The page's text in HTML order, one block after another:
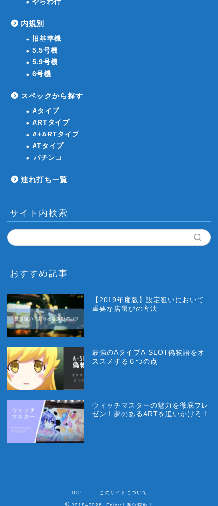
やらわ行
内規別
旧基準機
5.5号機
5.9号機
6号機
スペックから探す
Aタイプ
ARTタイプ
A+ARTタイプ
ATタイプ
パチンコ
連れ打ち一覧
サイト内検索
おすすめ記事
【2019年度版】設定狙いにおいて
重要な店選びの方法
最強のAタイプA-SLOT偽物語をオ
ススメする６つの点
ウィッチマスターの魅力を徹底プレ
ゼン！夢のあるARTを追いかけろ！
TOP このサイトについて